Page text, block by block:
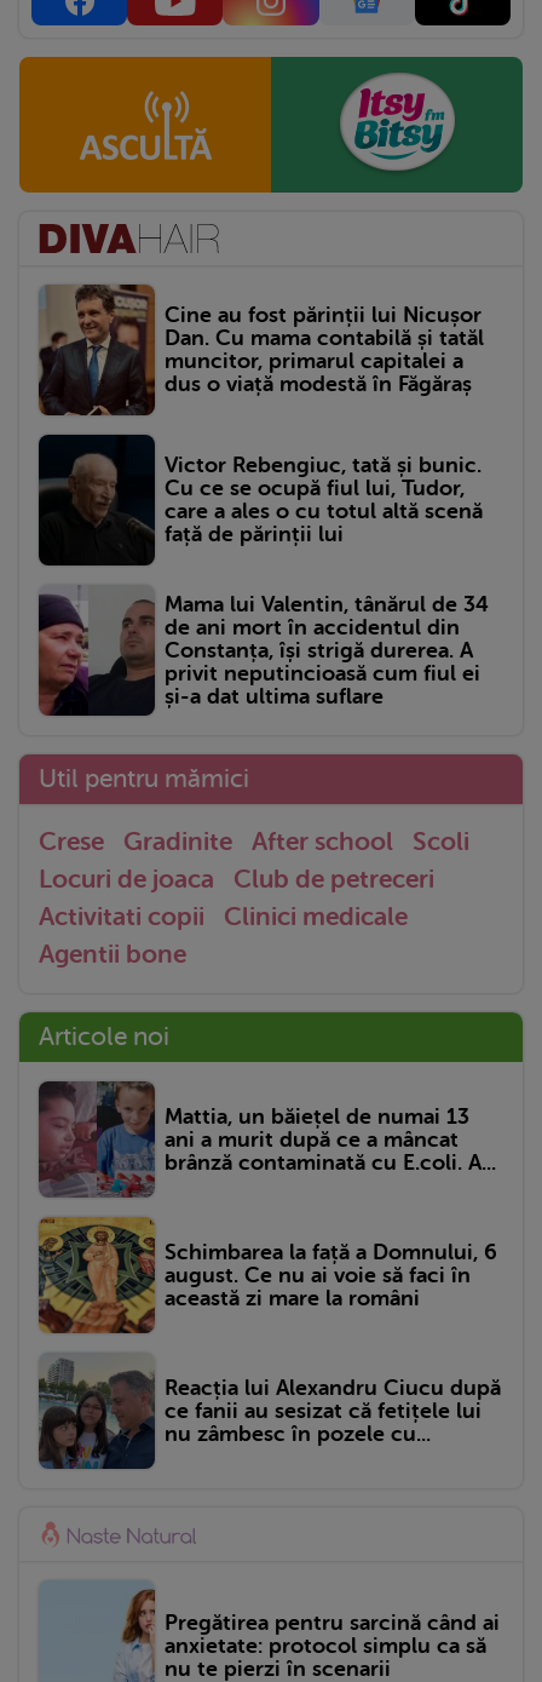
Cine au fost părinții lui Nicușor
Dan. Cu mama contabilă și tatăl
muncitor, primarul capitalei a
dus o viață modestă în Făgăraș
Victor Rebengiuc, tată și bunic.
Cu ce se ocupă fiul lui, Tudor,
care a ales o cu totul altă scenă
față de părinții lui
Mama lui Valentin, tânărul de 34
de ani mort în accidentul din
Constanța, își strigă durerea. A
privit neputincioasă cum fiul ei
și-a dat ultima suflare
Util pentru mămici
Crese Gradinite After school
Scoli
Locuri de joaca
Club de petreceri
Activitati copii
Clinici medicale
Agentii bone
Articole noi
Mattia, un băiețel de numai 13
ani a murit după ce a mâncat
brânză contaminată cu E.coli. A...
Schimbarea la față a Domnului, 6
august. Ce nu ai voie să faci în
această zi mare la români
Reacția lui Alexandru Ciucu după
ce fanii au sesizat că fetițele lui
nu zâmbesc în pozele cu...
Pregătirea pentru sarcină când ai
anxietate: protocol simplu ca să
nu te pierzi în scenarii